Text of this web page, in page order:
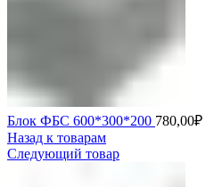
Блок ФБС 600*300*200 780,00₽
Назад к товарам
Следующий товар